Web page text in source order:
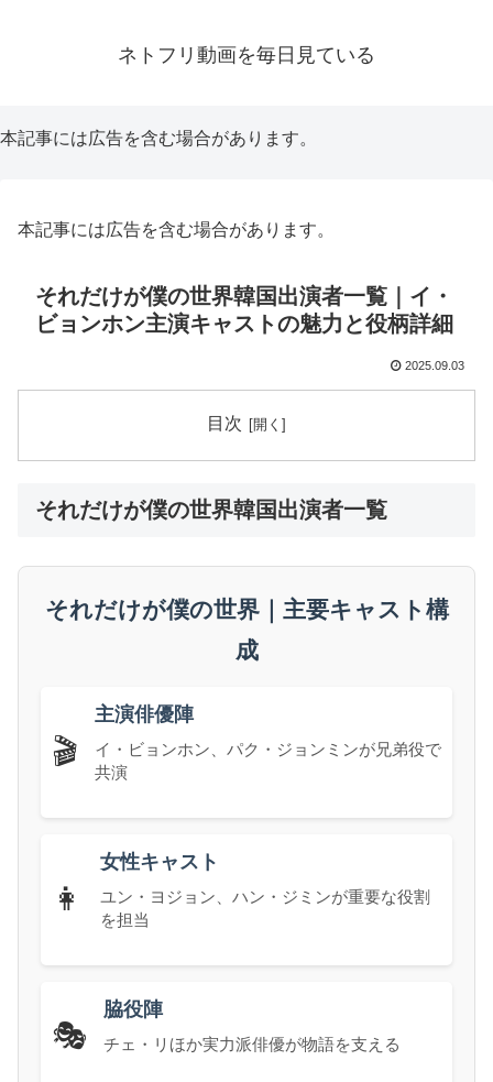
ネトフリ動画を毎日見ている
本記事には広告を含む場合があります。
本記事には広告を含む場合があります。
それだけが僕の世界韓国出演者一覧｜イ・
ビョンホン主演キャストの魅力と役柄詳細
2025.09.03
目次
それだけが僕の世界韓国出演者一覧
それだけが僕の世界｜主要キャスト構
成
🎬
主演俳優陣
イ・ビョンホン、パク・ジョンミンが兄弟役で
共演
👩
女性キャスト
ユン・ヨジョン、ハン・ジミンが重要な役割
を担当
🎭
脇役陣
チェ・リほか実力派俳優が物語を支える